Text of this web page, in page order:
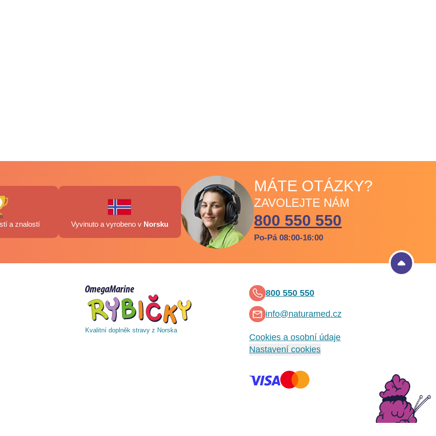
a znalostí Vyvinuto a vyrobeno v Norsku
MÁTE OTÁZKY?
ZAVOLEJTE NÁM
800 550 550
Po-Pá 08:00-16:00
Kvalitní doplněk stravy z Norska
800 550 550
info@naturamed.cz
Cookies a osobní údaje
Nastavení cookies